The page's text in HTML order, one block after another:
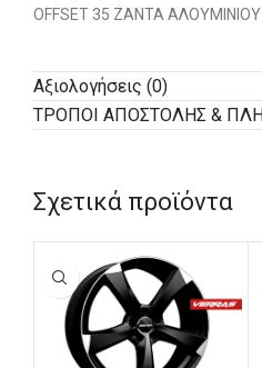
OFFSET 35 ΖΑΝΤΑ ΑΛΟΥΜΙΝΙΟΥ
Αξιολογήσεις (0)
ΤΡΟΠΟΙ ΑΠΟΣΤΟΛΗΣ &
Σχετικά προϊόντα